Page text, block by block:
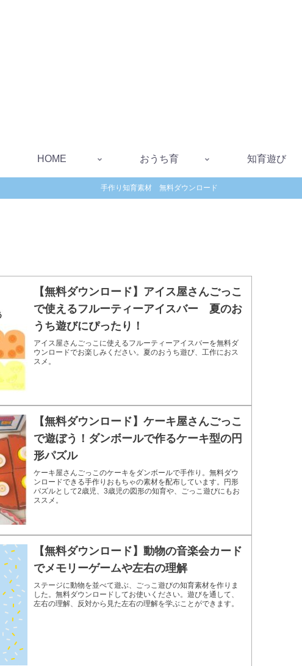
HOME おうち育 知育遊び
手作り知育素材 無料ダウンロード
【無料ダウンロード】アイス屋さんごっこ
で使えるフルーティーアイスバー 夏のお
うち遊びにぴったり！
アイス屋さんごっこに使えるフルーティーアイスバーを無料ダ
ウンロードでお楽しみください。夏のおうち遊び、工作におス
スメ。
【無料ダウンロード】ケーキ屋さんごっこ
で遊ぼう！ダンボールで作るケーキ型の円
形パズル
ケーキ屋さんごっこのケーキをダンボールで手作り。無料ダウ
ンロードできる手作りおもちゃの素材を配布しています。円形
パズルとして2歳児、3歳児の図形の知育や、ごっこ遊びにもお
ススメ。
【無料ダウンロード】動物の音楽会カード
でメモリーゲームや左右の理解
ステージに動物を並べて遊ぶ、ごっこ遊びの知育素材を作りま
した。無料ダウンロードしてお使いください。遊びを通して、
左右の理解、反対から見た左右の理解を学ぶことができます。